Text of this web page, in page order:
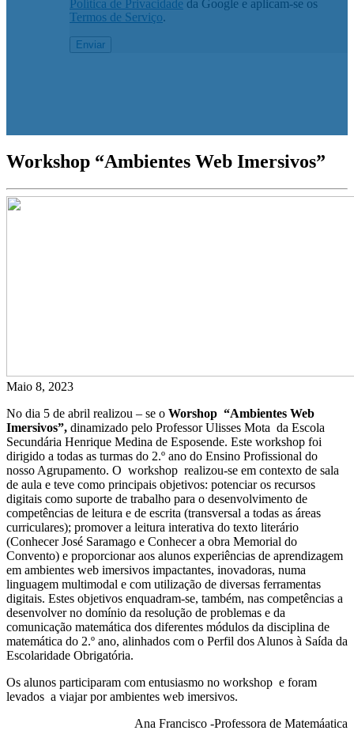
Política de Privacidade da Google e aplicam-se os
Termos de Serviço.
Workshop “Ambientes Web Imersivos”
Maio 8, 2023
No dia 5 de abril realizou – se o Worshop “Ambientes Web
Imersivos”, dinamizado pelo Professor Ulisses Mota da Escola
Secundária Henrique Medina de Esposende. Este workshop foi
dirigido a todas as turmas do 2.º ano do Ensino Profissional do
nosso Agrupamento. O workshop realizou-se em contexto de sala
de aula e teve como principais objetivos: potenciar os recursos
digitais como suporte de trabalho para o desenvolvimento de
competências de leitura e de escrita (transversal a todas as áreas
curriculares); promover a leitura interativa do texto literário
(Conhecer José Saramago e Conhecer a obra Memorial do
Convento) e proporcionar aos alunos experiências de aprendizagem
em ambientes web imersivos impactantes, inovadoras, numa
linguagem multimodal e com utilização de diversas ferramentas
digitais. Estes objetivos enquadram-se, também, nas competências a
desenvolver no domínio da resolução de problemas e da
comunicação matemática dos diferentes módulos da disciplina de
matemática do 2.º ano, alinhados com o Perfil dos Alunos à Saída da
Escolaridade Obrigatória.
Os alunos participaram com entusiasmo no workshop e foram
levados a viajar por ambientes web imersivos.
Ana Francisco -Professora de Matemáatica